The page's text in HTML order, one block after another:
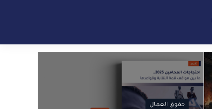
حقوق العمال